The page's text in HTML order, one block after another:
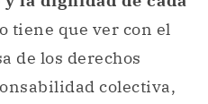
tiene que ver con el
de los derechos
colectiva,